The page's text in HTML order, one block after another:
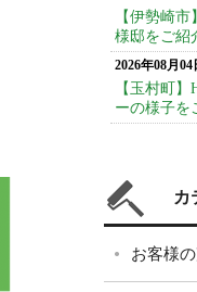
【伊勢崎
様邸をご紹
2026年08月
【玉村町
ーの様子を
カ
お客様